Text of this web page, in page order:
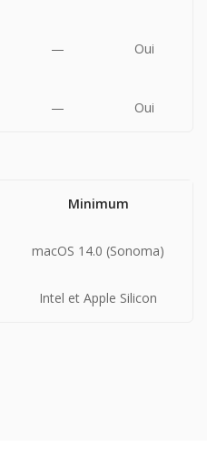
— Oui
— Oui
Minimum
macOS 14.0 (Sonoma)
Intel et Apple Silicon